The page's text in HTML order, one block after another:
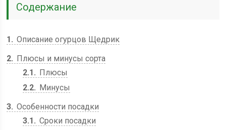
Содержание
1
Описание огурцов Щедрик
2
Плюсы и минусы сорта
2.1
Плюсы
2.2
Минусы
3 Особенности посадки
3.1
Сроки посадки